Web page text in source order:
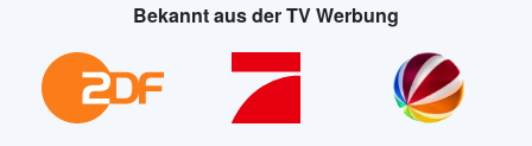
Bekannt aus der TV Werbung